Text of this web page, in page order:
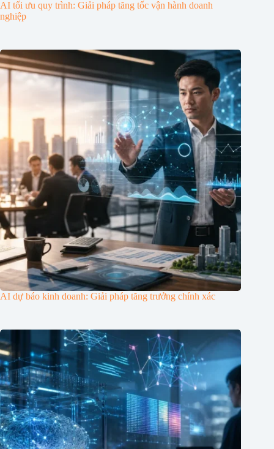
AI tối ưu quy trình: Giải pháp tăng tốc vận hành doanh
nghiệp
AI dự báo kinh doanh: Giải pháp tăng trưởng chính xác